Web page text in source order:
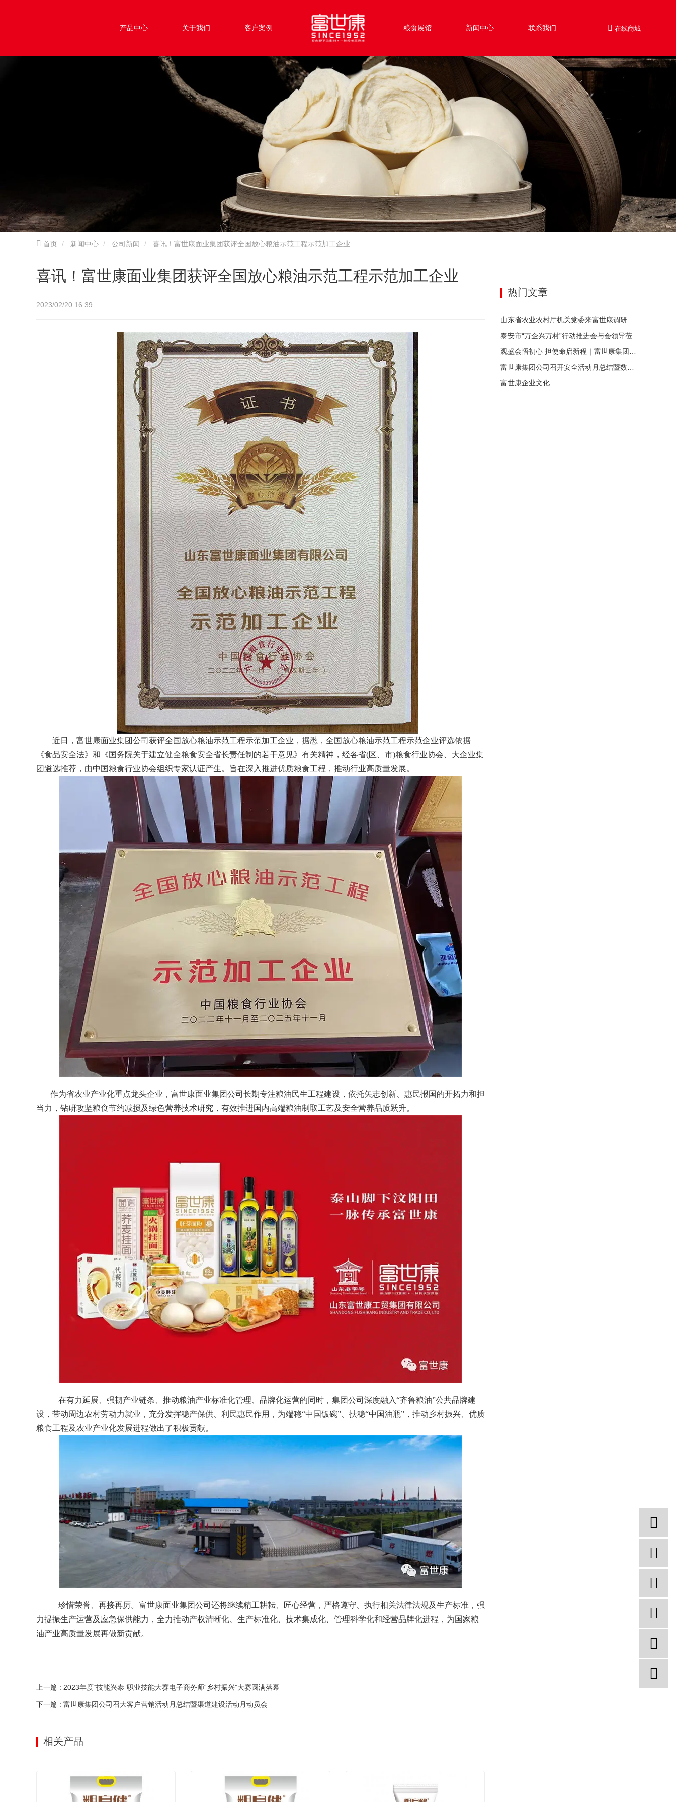
产品中心 关于我们 客户案例 粮食展馆 新闻中心 联系我们 在线商城
首页 新闻中心 公司新闻 喜讯！富世康面业集团获评全国放心粮油示范工程示范加工企业
喜讯！富世康面业集团获评全国放心粮油示范工程示范加工企业
2023/02/20 16:39
近日，富世康面业集团公司获评全国放心粮油示范工程示范加工企业，据悉，全国放心粮油示范工程示范企业评选依据
《食品安全法》和《国务院关于建立健全粮食安全省长责任制的若干意见》有关精神，经各省(区、市)粮食行业协会、大企业集
团遴选推荐，由中国粮食行业协会组织专家认证产生。旨在深入推进优质粮食工程，推动行业高质量发展。
作为省农业产业化重点龙头企业，富世康面业集团公司长期专注粮油民生工程建设，依托矢志创新、惠民报国的开拓力和担
当力，钻研攻坚粮食节约减损及绿色营养技术研究，有效推进国内高端粮油制取工艺及安全营养品质跃升。
在有力延展、强韧产业链条、推动粮油产业标准化管理、品牌化运营的同时，集团公司深度融入“齐鲁粮油”公共品牌建
设，带动周边农村劳动力就业，充分发挥稳产保供、利民惠民作用，为端稳“中国饭碗”、扶稳“中国油瓶”，推动乡村振兴、优质
粮食工程及农业产业化发展进程做出了积极贡献。
珍惜荣誉、再接再厉。富世康面业集团公司还将继续精工耕耘、匠心经营，严格遵守、执行相关法律法规及生产标准，强
力提振生产运营及应急保供能力，全力推动产权清晰化、生产标准化、技术集成化、管理科学化和经营品牌化进程，为国家粮
油产业高质量发展再做新贡献。
上一篇 : 2023年度“技能兴泰”职业技能大赛电子商务师“乡村振兴”大赛圆满落幕
下一篇 : 富世康集团公司召大客户营销活动月总结暨渠道建设活动月动员会
相关产品
热门文章
山东省农业农村厅机关党委来富世康调研党建工作
泰安市“万企兴万村”行动推进会与会领导莅临富世康观摩指导
富世康企业文化